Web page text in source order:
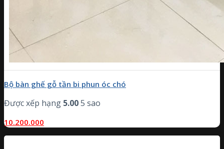
Bộ bàn ghế gỗ tần bi phun óc chó
Được xếp hạng 5.005 sao
10.200.000